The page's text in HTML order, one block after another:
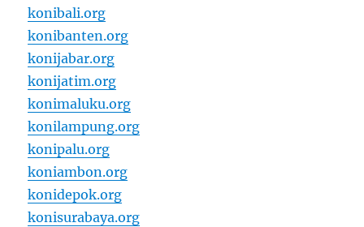
konibali.org
konibanten.org
konijabar.org
konijatim.org
konimaluku.org
konilampung.org
konipalu.org
koniambon.org
konidepok.org
konisurabaya.org